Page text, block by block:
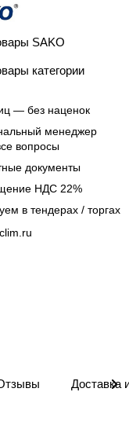
SAKO
категории
— без наценок
менеджер
вопросы
документы
НДС 22%
в тендерах / торгах
Доставка